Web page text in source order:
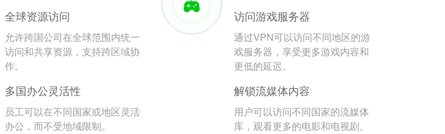
全球资源访问
允许跨国公司在全球范围内统一
访问和共享资源，支持跨区域协
作。
多国办公灵活性
员工可以在不同国家或地区灵活
办公，而不受地域限制。
访问游戏服务器
通过VPN可以访问不同地区的游
戏服务器，享受更多游戏内容和
更低的延迟。
解锁流媒体内容
用户可以访问不同国家的流媒体
库，观看更多的电影和电视剧。